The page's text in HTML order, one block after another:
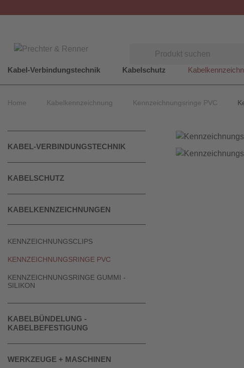
Suchen
Kabel-Verbindungstechnik
Kabelschutz
Home Kabelkennzeichnung Kennzeichnungsringe PVC
KABEL-VERBINDUNGSTECHNIK
KABELSCHUTZ
KABELKENNZEICHNUNGEN
KENNZEICHNUNGSCLIPS
KENNZEICHNUNGSRINGE PVC
KENNZEICHNUNGSRINGE GUMMI -
SILIKON
KABELBÜNDELUNG -
KABELBEFESTIGUNG
WERKZEUGE + MASCHINEN